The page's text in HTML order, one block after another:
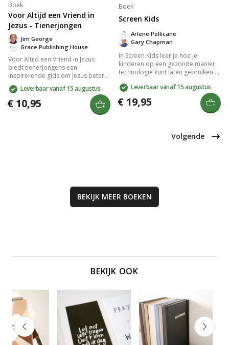
Boek
Voor Altijd een Vriend in
Jezus - Tienerjongen
Grace Publishing House
Jim George
Voor Altijd een Vriend in Jezus
biedt tienerjongens een
inspirerende gids om Jezus beter
te leren kennen en volgen. Dit boek
verkent de kern van het geloof,
moedigt aan tot persoonlijke groei
en helpt bij het ontwikkelen van
een sterke relatie met God. Ideaal
Leverbaar vanaf 15 augustus
€ 10,95
Boek
Screen Kids
Gary Chapman
Arlene Pellicane
In Screen Kids leer je hoe je
kinderen op een gezonde manier
technologie kunt laten gebruiken.
verhalen om
schermafhankelijkheid in huis te
verminderen en belicht vijf
essentiële sociale vaardigheden
zelfbeheersing, sorry zeggen en
Leverbaar vanaf 15 augustus
€ 19,95
Volgende
BEKIJK MEER BOEKEN
BEKIJK OOK